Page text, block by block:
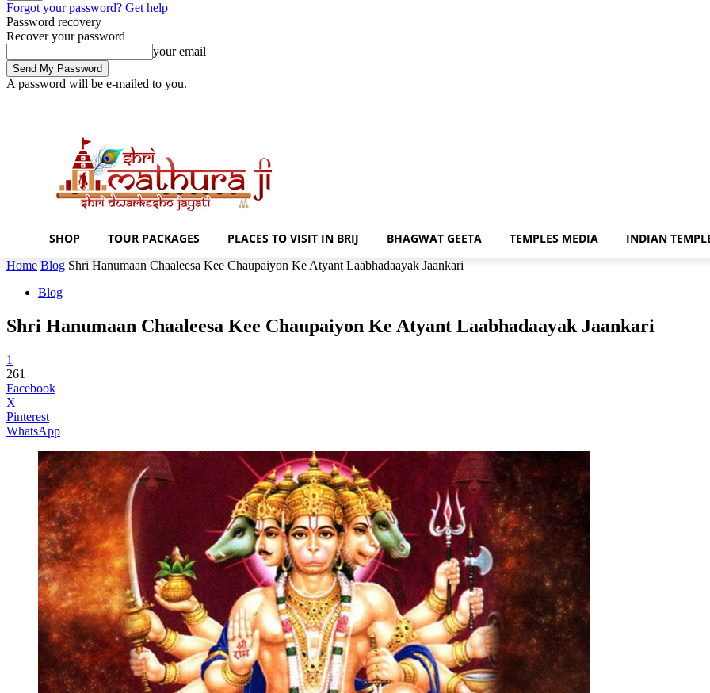
Forgot your password? Get help
Password recovery
Recover your password
your email
A password will be e-mailed to you.
SHOP TOUR PACKAGES PLACES TO VISIT IN BRIJ BHAGWAT GEETA TEMPLES MEDIA INDIAN
Home Blog Shri Hanumaan Chaaleesa Kee Chaupaiyon Ke Atyant Laabhadaayak Jaankari
Blog
Shri Hanumaan Chaaleesa Kee Chaupaiyon Ke Atyant Laabhadaayak Jaankari
1
261
Facebook
X
Pinterest
WhatsApp